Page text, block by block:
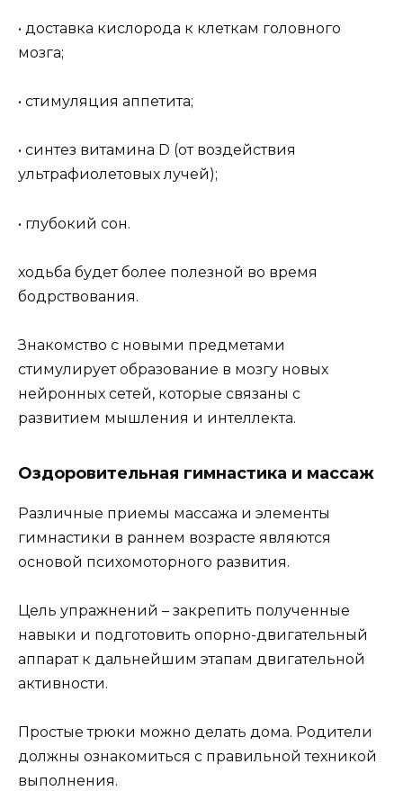
• доставка кислорода к клеткам головного
мозга;
• стимуляция аппетита;
• синтез витамина D (от воздействия
ультрафиолетовых лучей);
• глубокий сон.
ходьба будет более полезной во время
бодрствования.
Знакомство с новыми предметами
стимулирует образование в мозгу новых
нейронных сетей, которые связаны с
развитием мышления и интеллекта.
Оздоровительная гимнастика и массаж
Различные приемы массажа и элементы
гимнастики в раннем возрасте являются
основой психомоторного развития.
Цель упражнений – закрепить полученные
навыки и подготовить опорно-двигательный
аппарат к дальнейшим этапам двигательной
активности.
Простые трюки можно делать дома. Родители
должны ознакомиться с правильной техникой
выполнения.